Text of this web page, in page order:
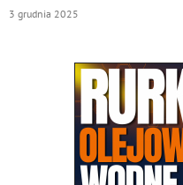
3 grudnia 2025